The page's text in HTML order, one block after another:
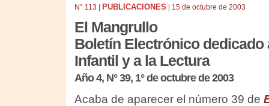
N° 113 PUBLICACIONES 15 de octubre de 2003
El Mangrullo
Boletín Electrónico dedicado
Infantil y a la Lectura
Año 4, N° 39, 1° de octubre de 2003
Acaba de aparecer el número 39 de